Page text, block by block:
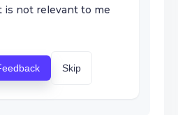
is not relevant to me
Skip